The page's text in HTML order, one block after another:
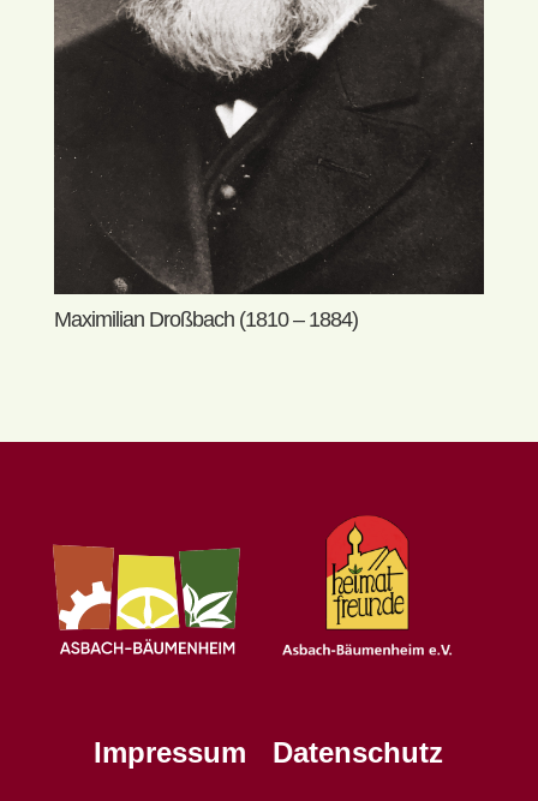
Maximilian Droßbach (1810 – 1884)
Impressum Datenschutz